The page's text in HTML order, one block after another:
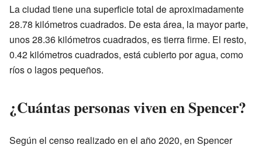
La ciudad tiene una superficie total de aproximadamente
28.78 kilómetros cuadrados. De esta área, la mayor parte,
unos 28.36 kilómetros cuadrados, es tierra firme. El resto,
0.42 kilómetros cuadrados, está cubierto por agua, como
ríos o lagos pequeños.
¿Cuántas personas viven en Spencer?
Según el censo realizado en el año 2020, en Spencer